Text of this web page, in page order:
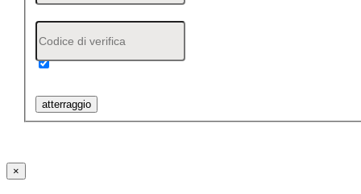
Ricordati di me
atterraggio
×